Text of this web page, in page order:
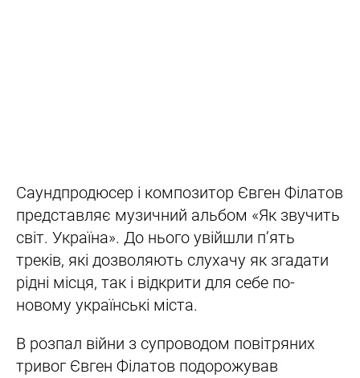
Саундпродюсер і композитор Євген Філатов
представляє музичний альбом «Як звучить
світ. Україна». До нього увійшли п’ять
треків, які дозволяють слухачу як згадати
рідні місця, так і відкрити для себе по-
новому українські міста.
В розпал війни з супроводом повітряних
тривог Євген Філатов подорожував